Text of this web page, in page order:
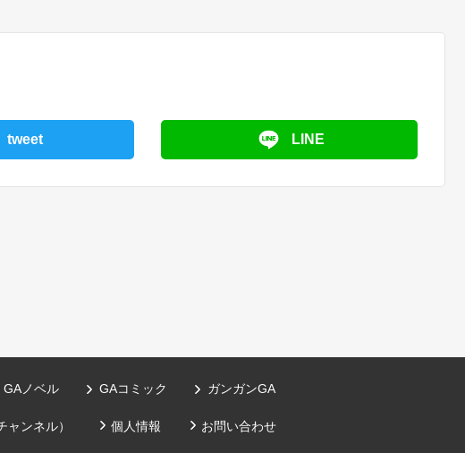
tweet LINE
GAノベル GAコミック ガンガンGA
ンネル） 個人情報 お問い合わせ